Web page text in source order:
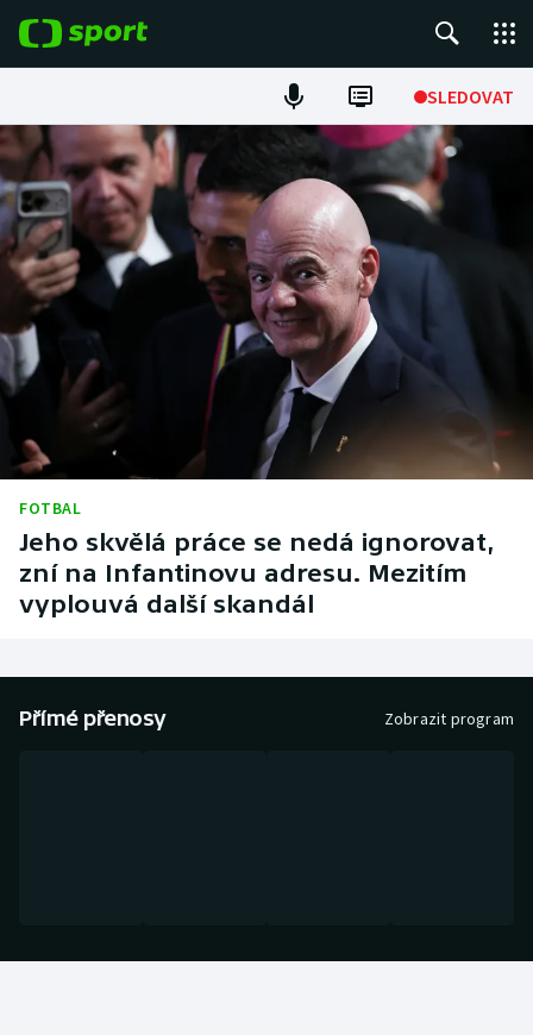
SLEDOVAT
Fotbal
Hokej
Tenis
Cyklistika
DALŠÍ SPORTY
Baseball a softbal
Basketbal
Boby a skeleton
Soutěže
Historické návraty
AZ kvíz
FOTBAL
Jeho skvělá práce se nedá ignorovat,
zní na Infantinovu adresu. Mezitím
vyplouvá další skandál
Přímé přenosy Zobrazit program